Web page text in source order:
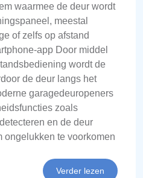
waarmee de deur wordt
meestal
of zelfs op afstand
app Door middel
wordt de
de deur langs het
garagedeuropeners
zoals
en de deur
ongelukken te voorkomen
Verder lezen